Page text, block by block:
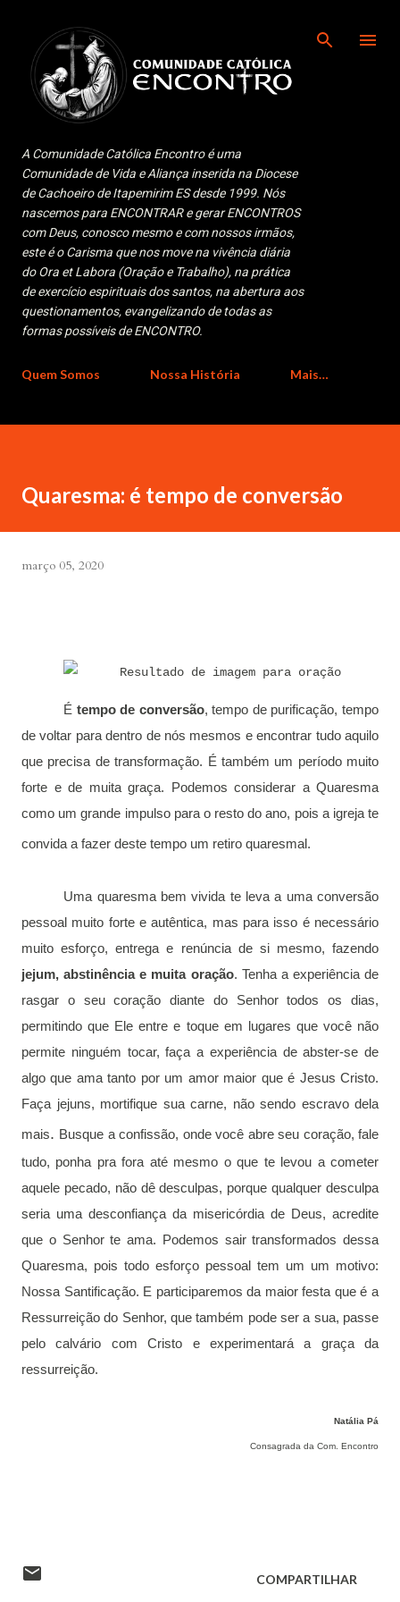
A Comunidade Católica Encontro é uma
Comunidade de Vida e Aliança inserida na Diocese
de Cachoeiro de Itapemirim ES desde 1999. Nós
nascemos para ENCONTRAR e gerar ENCONTROS
com Deus, conosco mesmo e com nossos irmãos,
este é o Carisma que nos move na vivência diária
do Ora et Labora (Oração e Trabalho), na prática
de exercício espirituais dos santos, na abertura aos
questionamentos, evangelizando de todas as
formas possíveis de ENCONTRO.
Quem Somos Nossa História Mais…
Quaresma: é tempo de conversão
março 05, 2020
É tempo de conversão, tempo de purificação, tempo
de voltar para dentro de nós mesmos e encontrar tudo aquilo
que precisa de transformação. É também um período muito
forte e de muita graça. Podemos considerar a Quaresma
como um grande impulso para o resto do ano, pois a igreja te
convida a fazer deste tempo um retiro quaresmal.
Uma quaresma bem vivida te leva a uma conversão
pessoal muito forte e autêntica, mas para isso é necessário
jejum, abstinência e muita oração. Tenha a experiência de
rasgar o seu coração diante do Senhor todos os dias,
permitindo que Ele entre e toque em lugares que você não
permite ninguém tocar, faça a experiência de abster-se de
algo que ama tanto por um amor maior que é Jesus Cristo.
Faça jejuns, mortifique sua carne, não sendo escravo dela
mais. Busque a confissão, onde você abre seu coração, fale
tudo, ponha pra fora até mesmo o que te levou a cometer
aquele pecado, não dê desculpas, porque qualquer desculpa
seria uma desconfiança da misericórdia de Deus, acredite
que o Senhor te ama. Podemos sair transformados dessa
Nossa Santificação. E participaremos da maior festa que é a
Ressurreição do Senhor, que também pode ser a sua, passe
pelo calvário com Cristo e experimentará a graça da
ressurreição.
Natália Pá
Consagrada da Com. Encontro
COMPARTILHAR